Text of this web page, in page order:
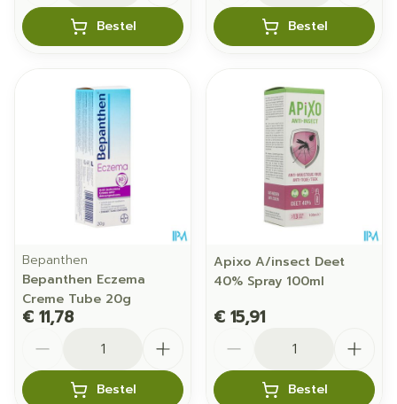
Bestel Bestel
Bepanthen
Bepanthen Eczema
Creme Tube 20g
€ 11,78
Bestel
Apixo A/insect Deet
40% Spray 100ml
€ 15,91
Bestel